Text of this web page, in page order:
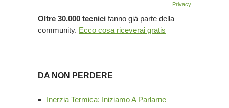
Privacy
Oltre 30.000 tecnici fanno già parte della
community. Ecco cosa riceverai gratis
DA NON PERDERE
Inerzia Termica: Iniziamo A Parlarne